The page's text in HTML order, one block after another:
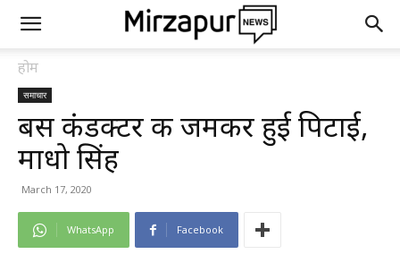
होम
समाचार
बस कंडक्टर की जमकर हुई पिटाई,
माधो सिंह
March 17, 2020
WhatsApp Facebook